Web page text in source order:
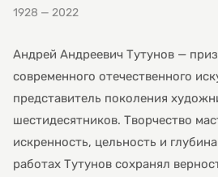
1928 — 2022
Андрей Андреевич Тутунов —
современного отечественного
представитель поколения
шестидесятников. Творчество
искренность, цельность и
работах Тутунов сохранял